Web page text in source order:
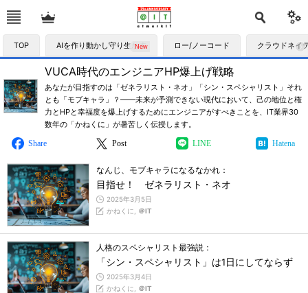
TOP AIを作り動かし守り生かす ロー/ノーコード クラウドネイ
VUCA時代のエンジニアHP爆上げ戦略
あなたが目指すのは「ゼネラリスト・ネオ」「シン・スペシャリスト」それ
とも「モブキャラ」？――未来が予測できない現代において、己の地位と権
力とHPと幸福度を爆上げするためにエンジニアがすべきことを、IT業界30
数年の「かねくに」が暑苦しく伝授します。
Share
Post LINE Hatena
なんじ、モブキャラになるなかれ：
目指せ！ ゼネラリスト・ネオ
2025年3月5日
かねくに, ＠IT
人格のスペシャリスト最強説：
「シン・スペシャリスト」は1日にしてならず
2025年3月4日
かねくに, ＠IT